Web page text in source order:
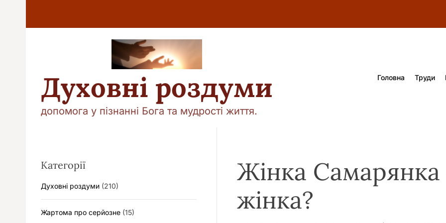
р
Духовні роздуми
допомога у пізнанні Бога та мудрості життя.
Головна Труди
Жінка Самарянка
жінка?
Категорії
Духовні роздуми (210)
Жартома про серйозне (15)